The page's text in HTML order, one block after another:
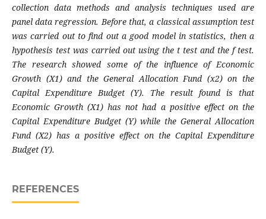
collection data methods and analysis techniques used are
panel data regression. Before that, a classical assumption test
was carried out to find out a good model in statistics, then a
hypothesis test was carried out using the t test and the f test.
The research showed some of the influence of Economic
Growth (X1) and the General Allocation Fund (x2) on the
Capital Expenditure Budget (Y). The result found is that
Economic Growth (X1) has not had a positive effect on the
Capital Expenditure Budget (Y) while the General Allocation
Fund (X2) has a positive effect on the Capital Expenditure
Budget (Y).
REFERENCES